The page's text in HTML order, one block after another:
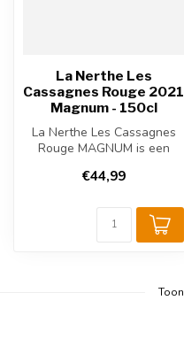
La Nerthe Les
Cassagnes Rouge 2021
Magnum - 150cl
La Nerthe Les Cassagnes
Rouge MAGNUM is een
Rhône....
€44,99
Toon